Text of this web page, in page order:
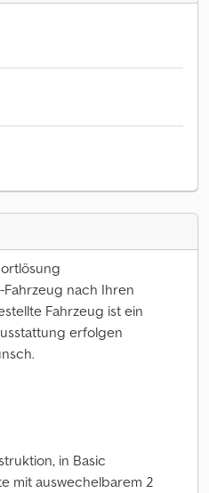
nach Ihren
Fahrzeug ist ein
erfolgen
in Basic
mit auswechelbarem 2